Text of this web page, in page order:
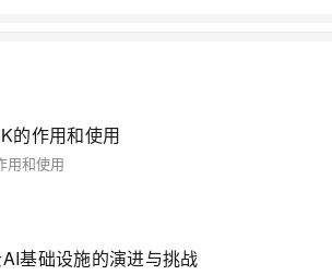
的作用和使用
用和使用
基础设施的演进与挑战